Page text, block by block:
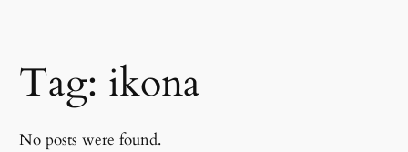
Tag: ikona
No posts were found.